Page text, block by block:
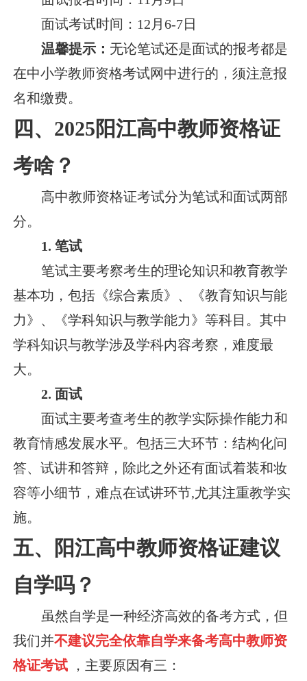
面试考试时间：12月6-7日
温馨提示： 无论笔试还是面试的报考都是
在中小学教师资格考试网中进行的，须注意报
名和缴费。
四、2025阳江高中教师资格证
考啥？
高中教师资格证考试分为笔试和面试两部
分。
1. 笔试
笔试主要考察考生的理论知识和教育教学
基本功，包括《综合素质》、《教育知识与能
力》、《学科知识与教学能力》等科目。其中
学科知识与教学涉及学科内容考察，难度最
大。
2. 面试
面试主要考查考生的教学实际操作能力和
教育情感发展水平。包括三大环节：结构化问
答、试讲和答辩，除此之外还有面试着装和妆
容等小细节，难点在试讲环节,尤其注重教学实
施。
五、阳江高中教师资格证建议
自学吗？
虽然自学是一种经济高效的备考方式，但
我们并不建议完全依靠自学来备考高中教师资
格证考试 ，主要原因有三：